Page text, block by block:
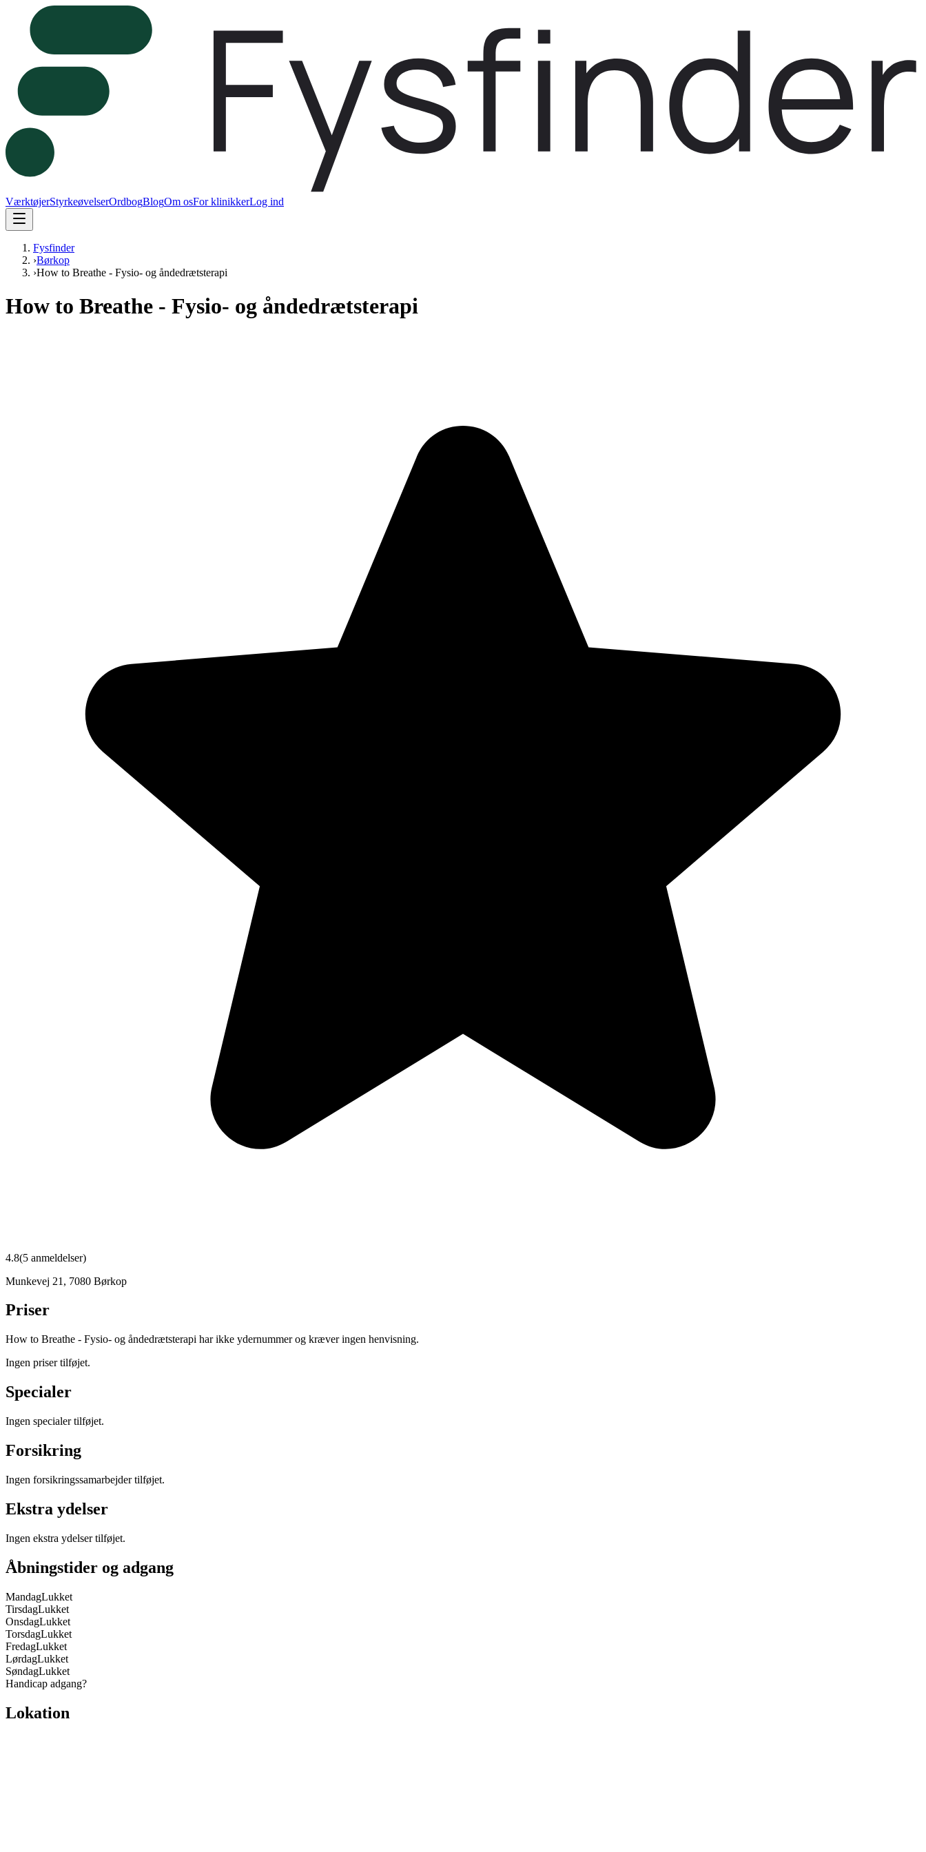
VærktøjerStyrkeøvelserOrdbogBlogOm osFor klinikkerLog ind
Fysfinder
›Børkop
›How to Breathe - Fysio- og åndedrætsterapi
How to Breathe - Fysio- og åndedrætsterapi
4.8(5 anmeldelser)
Munkevej 21 , 7080 Børkop
Priser
How to Breathe - Fysio- og åndedrætsterapi har ikke ydernummer og kræver ingen henvisning.
Ingen priser tilføjet.
Specialer
Ingen specialer tilføjet.
Forsikring
Ingen forsikringssamarbejder tilføjet.
Ekstra ydelser
Ingen ekstra ydelser tilføjet.
Åbningstider og adgang
MandagLukket
TirsdagLukket
OnsdagLukket
TorsdagLukket
FredagLukket
LørdagLukket
SøndagLukket
Handicap adgang?
Lokation